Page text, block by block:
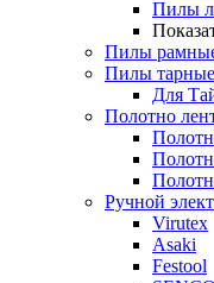
Пилы
Пилы
Пилы
Для
Полотно
Ручной
Virutex
Asaki
Festool